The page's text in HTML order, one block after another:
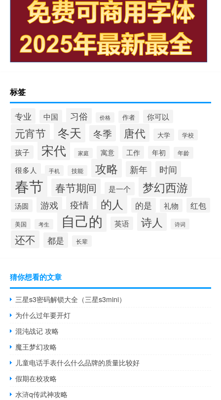
标签
专业 中国 习俗 价格 作者 你可以
元宵节 冬天 冬季 唐代 大学 学校
孩子 宋代 家庭 寓意 工作 年初 年龄
很多人 手机 技能 攻略 新年 时间
春节 春节期间 是一个 梦幻西游
汤圆 游戏 疫情 的人 的是 礼物 红包
美国 考生 自己的 英语 诗人 诗词
还不 都是 长辈
猜你想看的文章
三星s3密码解锁大全（三星s3mini）
为什么过年要开灯
混沌战记 攻略
魔王梦幻攻略
儿童电话手表什么什么品牌的质量比较好
假期在校攻略
水浒q传武神攻略